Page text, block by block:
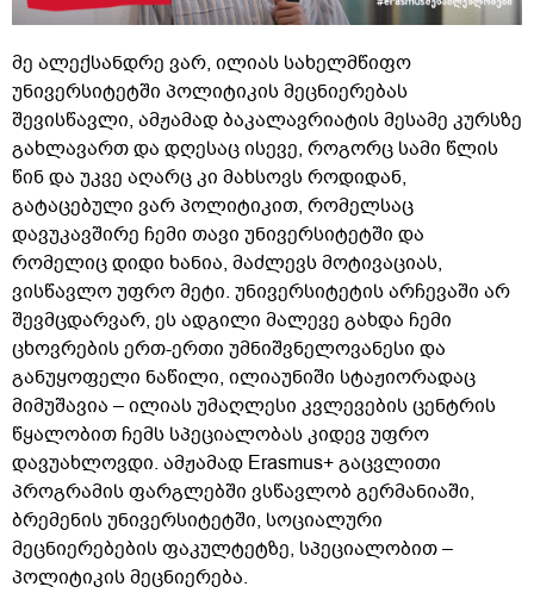
მე ალექსანდრე ვარ, ილიას სახელმწიფო
უნივერსიტეტში პოლიტიკის მეცნიერებას
შევისწავლი, ამჟამად ბაკალავრიატის მესამე კურსზე
გახლავართ და დღესაც ისევე, როგორც სამი წლის
წინ და უკვე აღარც კი მახსოვს როდიდან,
გატაცებული ვარ პოლიტიკით, რომელსაც
დავუკავშირე ჩემი თავი უნივერსიტეტში და
რომელიც დიდი ხანია, მაძლევს მოტივაციას,
ვისწავლო უფრო მეტი. უნივერსიტეტის არჩევაში არ
შევმცდარვარ, ეს ადგილი მალევე გახდა ჩემი
ცხოვრების ერთ-ერთი უმნიშვნელოვანესი და
განუყოფელი ნაწილი, ილიაუნიში სტაჟიორადაც
მიმუშავია – ილიას უმაღლესი კვლევების ცენტრის
წყალობით ჩემს სპეციალობას კიდევ უფრო
დავუახლოვდი. ამჟამად Erasmus+ გაცვლითი
პროგრამის ფარგლებში ვსწავლობ გერმანიაში,
ბრემენის უნივერსიტეტში, სოციალური
მეცნიერებების ფაკულტეტზე, სპეციალობით –
პოლიტიკის მეცნიერება.